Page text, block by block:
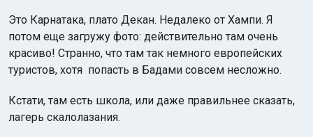
Это Карнатака, плато Декан. Недалеко от Хампи. Я
потом еще загружу фото: действительно там очень
красиво! Странно, что там так немного европейских
туристов, хотя попасть в Бадами совсем несложно.
Кстати, там есть школа, или даже правильнее сказать,
лагерь скалолазания.